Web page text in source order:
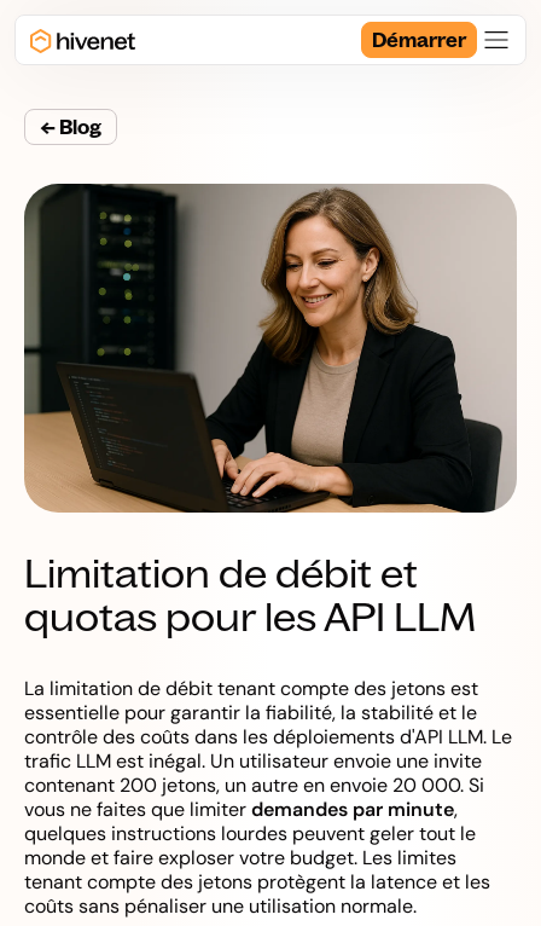
Démarrer
← Blog
Limitation de débit et
quotas pour les API LLM
La limitation de débit tenant compte des jetons est
essentielle pour garantir la fiabilité, la stabilité et le
contrôle des coûts dans les déploiements d'API LLM. Le
trafic LLM est inégal. Un utilisateur envoie une invite
contenant 200 jetons, un autre en envoie 20 000. Si
vous ne faites que limiterdemandes par minute,
quelques instructions lourdes peuvent geler tout le
monde et faire exploser votre budget. Les limites
tenant compte des jetons protègent la latence et les
coûts sans pénaliser une utilisation normale.